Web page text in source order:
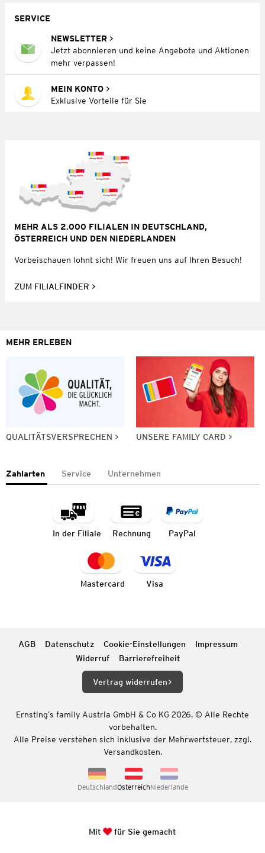
SERVICE
NEWSLETTER
Jetzt abonnieren und keine Angebote und Aktionen
mehr verpassen!
MEIN KONTO
Exklusive Vorteile für Sie
MEHR ALS 2.000 FILIALEN IN DEUTSCHLAND,
ÖSTERREICH UND DEN NIEDERLANDEN
Vorbeischauen lohnt sich! Wir freuen uns auf Ihren Besuch!
ZUM FILIALFINDER
MEHR ERLEBEN
QUALITÄTSVERSPRECHEN UNSERE FAMILY CARD
Zahlarten Service Unternehmen
In der Filiale Rechnung PayPal
Mastercard Visa
AGB Datenschutz Cookie-Einstellungen
Impressum
Widerruf
Barrierefreiheit
Vertrag widerrufen
Ernsting’s family Austria GmbH & Co KG 2026. © Alle Rechte
vorbehalten.
Alle Preise verstehen sich inklusive der Mehrwertsteuer, zzgl.
Versandkosten.
DeutschlandÖsterreichNiederlande
Mit für Sie gemacht